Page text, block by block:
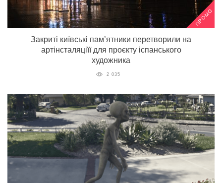
ПРОМО
Закриті київські пам’ятники перетворили на
артінсталяціїї для проєкту іспанського
художника
2 035